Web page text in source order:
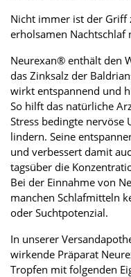
Nicht immer ist der Griff
erholsamen Nachtschlaf
Neurexan® enthält den
das Zinksalz der
wirkt entspannend und
So hilft das natürliche
Stress bedingte nervöse
lindern. Seine
und verbessert damit
tagsüber die
Bei der Einnahme von
manchen Schlafmitteln
oder Suchtpotenzial.
In unserer
wirkende Präparat
Tropfen mit folgenden